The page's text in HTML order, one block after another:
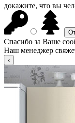
докажите, что вы
Спасибо за Ваше
Наш менеджер